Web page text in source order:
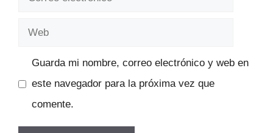
Web
Guarda mi nombre, correo electrónico y web en
este navegador para la próxima vez que
comente.